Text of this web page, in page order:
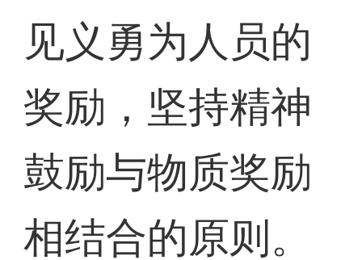
见义勇为人员的
奖励，坚持精神
鼓励与物质奖励
相结合的原则。